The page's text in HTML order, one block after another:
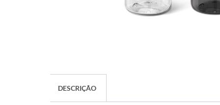
DESCRIÇÃO